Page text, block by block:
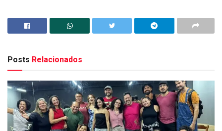
Posts Relacionados